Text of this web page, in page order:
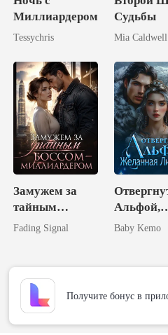
Миллиардером
Tessychris
Судьбы
Mia Caldwell
Замужем за
тайным
боссом-
Fading Signal
Альфой,
Желанная
Baby Kemo
Получите бонус в